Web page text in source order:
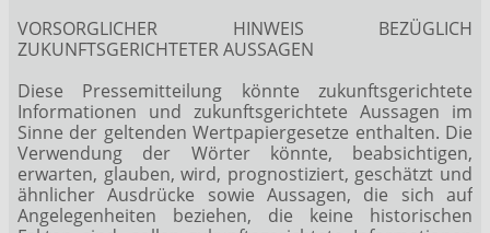
VORSORGLICHER HINWEIS BEZÜGLICH
ZUKUNFTSGERICHTETER AUSSAGEN
Diese Pressemitteilung könnte zukunftsgerichtete
Informationen und zukunftsgerichtete Aussagen im
Sinne der geltenden Wertpapiergesetze enthalten. Die
Verwendung der Wörter könnte, beabsichtigen,
erwarten, glauben, wird, prognostiziert, geschätzt und
ähnlicher Ausdrücke sowie Aussagen, die sich auf
Angelegenheiten beziehen, die keine historischen